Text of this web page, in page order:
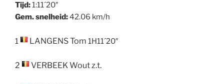
Tijd:1:11´20″
Gem. snelheid:42.06 km/h
1 LANGENSTom 1H11´20″
2 VERBEEK Wout z.t.